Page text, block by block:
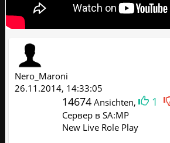
Nero_Maroni
26.11.2014, 14:33:05
14674 Ansichten, 1
Сервер в SA:MP
New Live Role Play